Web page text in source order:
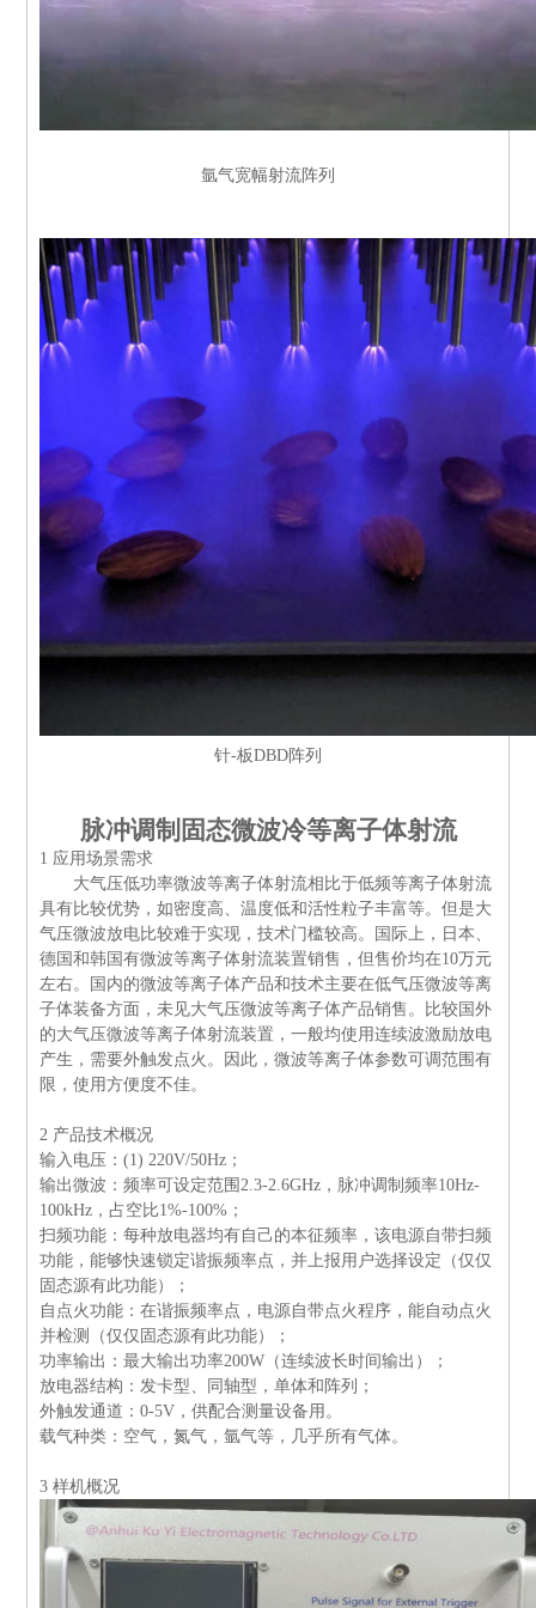
氩气宽幅射流阵列
针-板DBD阵列
脉冲调制固态微波冷等离子体射流
1 应用场景需求
大气压低功率微波等离子体射流相比于低频等离子体射流
具有比较优势，如密度高、温度低和活性粒子丰富等。但是大
气压微波放电比较难于实现，技术门槛较高。国际上，日本、
德国和韩国有微波等离子体射流装置销售，但售价均在10万元
左右。国内的微波等离子体产品和技术主要在低气压微波等离
子体装备方面，未见大气压微波等离子体产品销售。比较国外
的大气压微波等离子体射流装置，一般均使用连续波激励放电
产生，需要外触发点火。因此，微波等离子体参数可调范围有
限，使用方便度不佳。
2 产品技术概况
输入电压：(1) 220V/50Hz ；
输出微波：频率可设定范围2.3-2.6GHz ，脉冲调制频率10Hz-
100kHz ，占空比1%-100% ；
扫频功能：每种放电器均有自己的本征频率，该电源自带扫频
功能，能够快速锁定谐振频率点，并上报用户选择设定（仅仅
固态源有此功能）；
自点火功能：在谐振频率点，电源自带点火程序，能自动点火
并检测（仅仅固态源有此功能）；
功率输出：最大输出功率200W （连续波长时间输出）；
放电器结构：发卡型、同轴型，单体和阵列；
外触发通道：0-5V ，供配合测量设备用。
载气种类：空气，氮气，氩气等，几乎所有气体。
3样机概况